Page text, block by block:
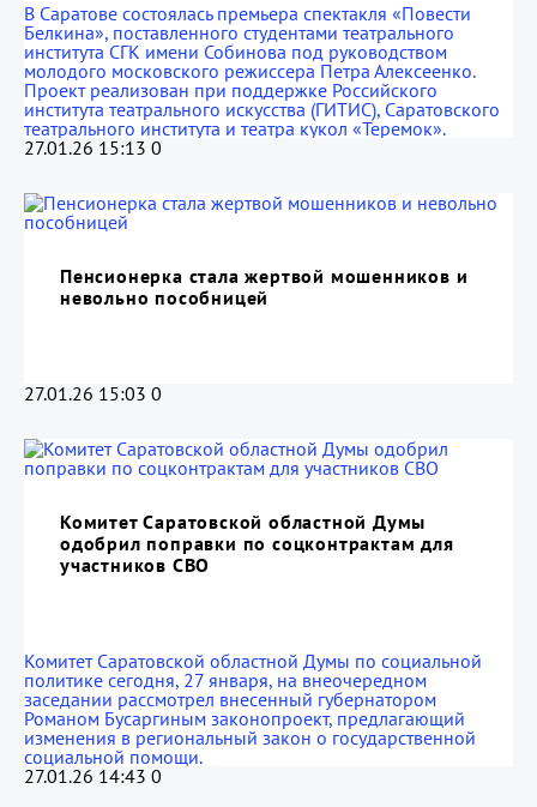
В Саратове состоялась премьера спектакля «Повести
Белкина», поставленного студентами театрального
института СГК имени Собинова под руководством
молодого московского режиссера Петра Алексеенко.
Проект реализован при поддержке Российского
института театрального искусства (ГИТИС), Саратовского
театрального института и театра кукол «Теремок».
27.01.26 15:13 0
Пенсионерка стала жертвой мошенников и
невольно пособницей
27.01.26 15:03 0
Комитет Саратовской областной Думы
одобрил поправки по соцконтрактам для
участников СВО
Комитет Саратовской областной Думы по социальной
политике сегодня, 27 января, на внеочередном
заседании рассмотрел внесенный губернатором
Романом Бусаргиным законопроект, предлагающий
изменения в региональный закон о государственной
социальной помощи.
27.01.26 14:43 0